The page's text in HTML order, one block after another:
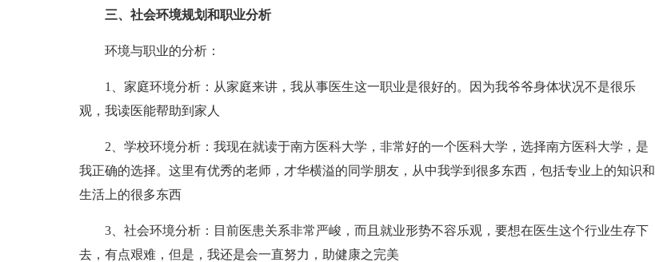
三、社会环境规划和职业分析
环境与职业的分析：
1、家庭环境分析：从家庭来讲，我从事医生这一职业是很好的。因为我爷爷身体状况不是很乐
观，我读医能帮助到家人
2、学校环境分析：我现在就读于南方医科大学，非常好的一个医科大学，选择南方医科大学，是
我正确的选择。这里有优秀的老师，才华横溢的同学朋友，从中我学到很多东西，包括专业上的知识和
生活上的很多东西
3、社会环境分析：目前医患关系非常严峻，而且就业形势不容乐观，要想在医生这个行业生存下
去，有点艰难，但是，我还是会一直努力，助健康之完美